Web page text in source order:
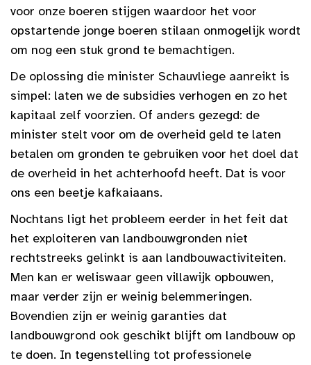
voor onze boeren stijgen waardoor het voor
opstartende jonge boeren stilaan onmogelijk wordt
om nog een stuk grond te bemachtigen.
De oplossing die minister Schauvliege aanreikt is
simpel: laten we de subsidies verhogen en zo het
kapitaal zelf voorzien. Of anders gezegd: de
minister stelt voor om de overheid geld te laten
betalen om gronden te gebruiken voor het doel dat
de overheid in het achterhoofd heeft. Dat is voor
ons een beetje kafkaiaans.
Nochtans ligt het probleem eerder in het feit dat
het exploiteren van landbouwgronden niet
rechtstreeks gelinkt is aan landbouwactiviteiten.
Men kan er weliswaar geen villawijk opbouwen,
maar verder zijn er weinig belemmeringen.
Bovendien zijn er weinig garanties dat
landbouwgrond ook geschikt blijft om landbouw op
te doen. In tegenstelling tot professionele